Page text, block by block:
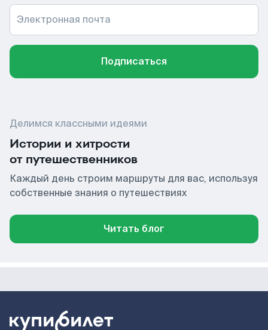
Электронная почта
Подписаться
Делимся классными идеями
Истории и хитрости
от путешественников
Каждый день строим маршруты для вас, используя
собственные знания о путешествиях
Читать блог